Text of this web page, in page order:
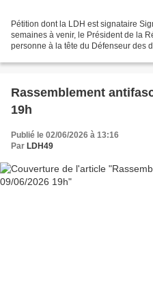
Pétition dont la LDH est signataire
semaines à venir, le Président de la
personne à la tête du Défenseur des
Rassemblement
19h
Publié le 02/06/2026 à 13:16
Par LDH49